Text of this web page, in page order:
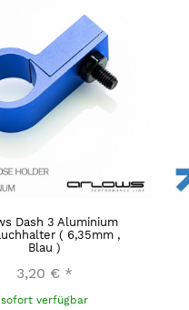
Dash 3 Aluminium
( 6,35mm ,
Blau )
3,20 € *
sofort verfügbar